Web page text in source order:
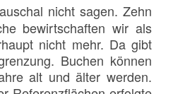
nicht sagen. Zehn
bewirtschaften wir als
nicht mehr. Da gibt
Buchen können
alt und älter werden.